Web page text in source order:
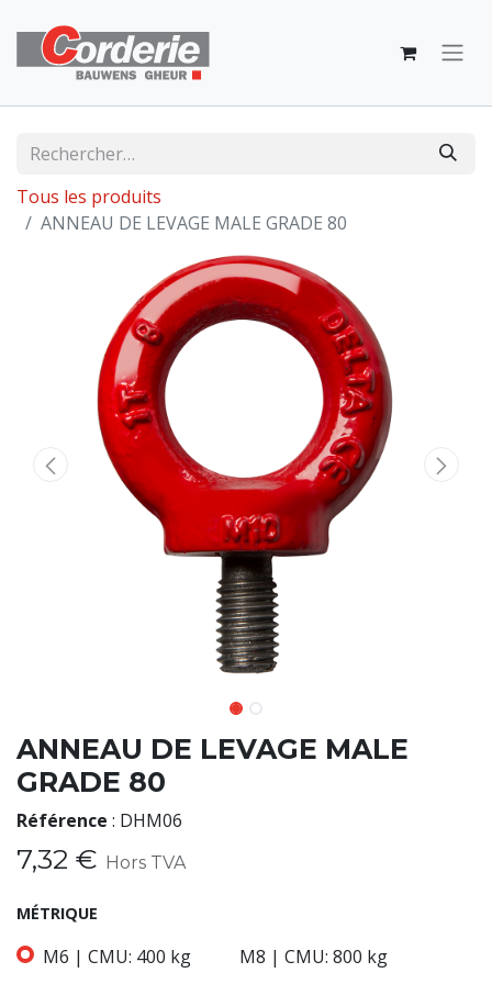
Tous les produits
ANNEAU DE LEVAGE MALE GRADE 80
ANNEAU DE LEVAGE MALE
GRADE 80
Référence : DHM06
7,32 € Hors TVA
MÉTRIQUE
M6 | CMU: 400 kg M8 | CMU: 800 kg